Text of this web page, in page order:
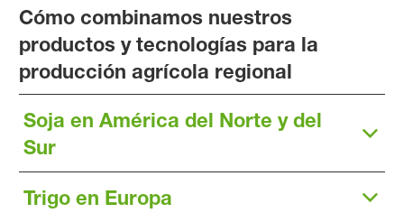
Cómo combinamos nuestros
productos y tecnologías para la
producción agrícola regional
Soja en América del Norte y del
Sur
Trigo en Europa